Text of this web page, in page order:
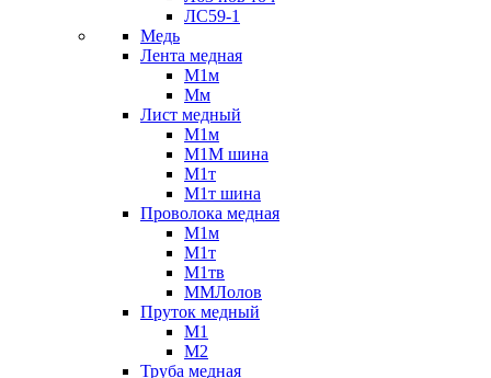
ЛС59-1
Медь
Лента медная
М1м
Мм
Лист медный
М1м
М1М шина
М1т
М1т шина
Проволока медная
М1м
М1т
М1тв
ММЛолов
Пруток медный
М1
М2
Труба медная